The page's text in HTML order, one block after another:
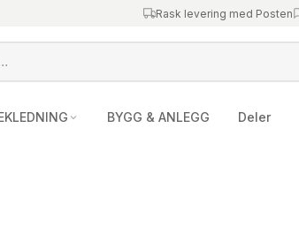
Rask levering med Posten
BYGG & ANLEGG Deler